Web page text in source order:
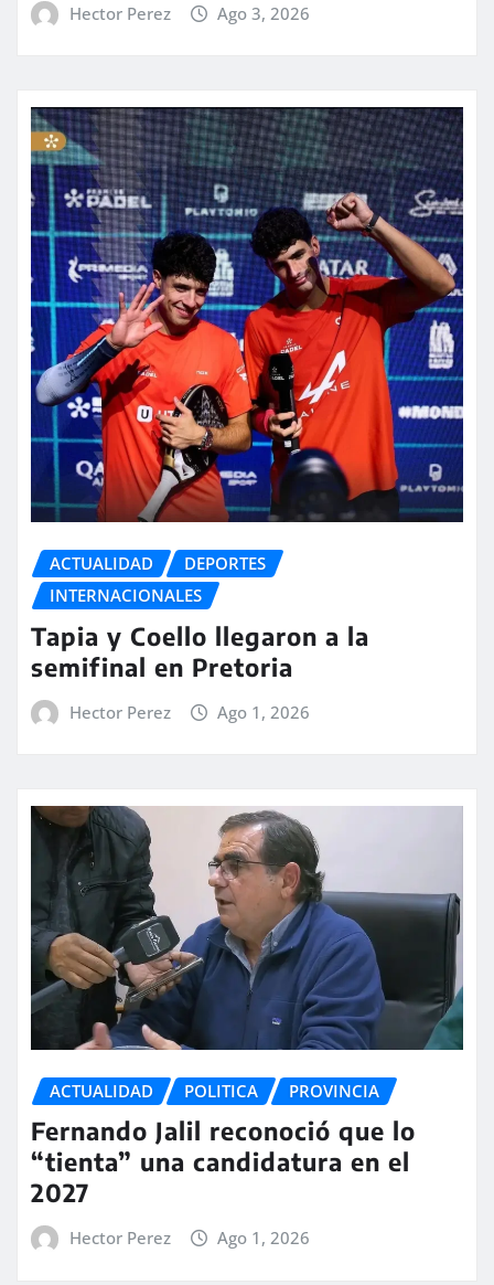
Hector Perez Ago 3, 2026
ACTUALIDAD
DEPORTES
INTERNACIONALES
Tapia y Coello llegaron a la
semifinal en Pretoria
Hector Perez Ago 1, 2026
ACTUALIDAD POLITICA PROVINCIA
Fernando Jalil reconoció que lo
“tienta” una candidatura en el
2027
Hector Perez Ago 1, 2026